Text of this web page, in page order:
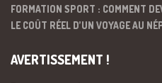
FORMATION SPORT : COMMENT
LE COÛT RÉEL D’UN VOYAGE AU
AVERTISSEMENT !